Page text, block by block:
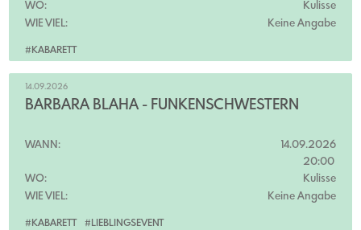
#KABARETT
WO:
Kulisse
WIE VIEL:
Keine Angabe
#KABARETT #LIEBLINGSEVENT
14.09.2026
BARBARA BLAHA - FUNKENSCHWESTERN
WANN:
14.09.2026
20:00
WO:
Kulisse
WIE VIEL:
Keine Angabe